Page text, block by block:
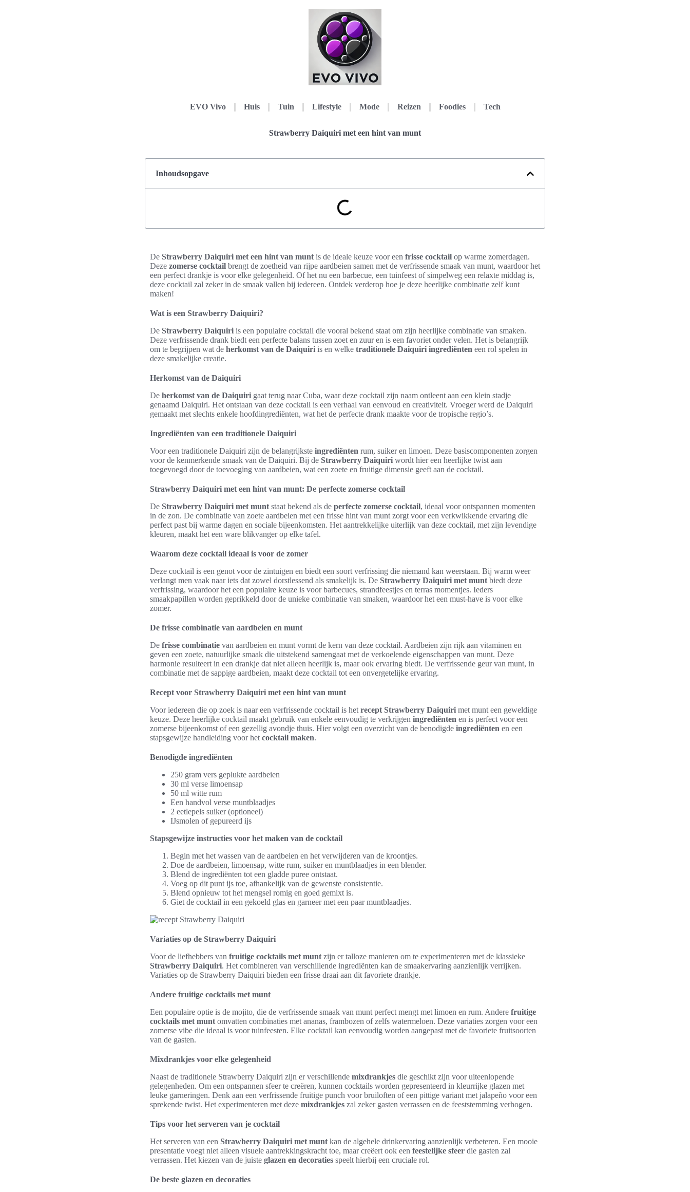
EVO Vivo Huis Tuin Lifestyle Mode Reizen Foodies Tech
Strawberry Daiquiri met een hint van munt
Inhoudsopgave
De Strawberry Daiquiri met een hint van muntis de ideale keuze voor een frisse cocktail op warme zomerdagen.
Deze zomerse cocktail brengt de zoetheid van rijpe aardbeien samen met de verfrissende smaak van munt, waardoor het
een perfect drankje is voor elke gelegenheid. Of het nu een barbecue, een tuinfeest of simpelweg een relaxte middag is,
deze cocktail zal zeker in de smaak vallen bij iedereen. Ontdek verderop hoe je deze heerlijke combinatie zelf kunt
maken!
Wat is een Strawberry Daiquiri?
De Strawberry Daiquiri is een populaire cocktail die vooral bekend staat om zijn heerlijke combinatie van smaken.
Deze verfrissende drank biedt een perfecte balans tussen zoet en zuur en is een favoriet onder velen. Het is belangrijk
om te begrijpen wat de herkomst van de Daiquiri is en welke traditionele Daiquiri ingrediënten een rol spelen in
deze smakelijke creatie.
Herkomst van de Daiquiri
De herkomst van de Daiquiri gaat terug naar Cuba, waar deze cocktail zijn naam ontleent aan een klein stadje
genaamd Daiquiri. Het ontstaan van deze cocktail is een verhaal van eenvoud en creativiteit. Vroeger werd de Daiquiri
gemaakt met slechts enkele hoofdingrediënten, wat het de perfecte drank maakte voor de tropische regio’s.
Ingrediënten van een traditionele Daiquiri
Voor een traditionele Daiquiri zijn de belangrijkste ingrediënten rum, suiker en limoen. Deze basiscomponenten zorgen
voor de kenmerkende smaak van de Daiquiri. Bij de Strawberry Daiquiri wordt hier een heerlijke twist aan
toegevoegd door de toevoeging van aardbeien, wat een zoete en fruitige dimensie geeft aan de cocktail.
Strawberry Daiquiri met een hint van munt: De perfecte zomerse cocktail
De Strawberry Daiquiri met muntstaat bekend als de perfecte zomerse cocktail, ideaal voor ontspannen momenten
in de zon. De combinatie van zoete aardbeien met een frisse hint van munt zorgt voor een verkwikkende ervaring die
perfect past bij warme dagen en sociale bijeenkomsten. Het aantrekkelijke uiterlijk van deze cocktail, met zijn levendige
kleuren, maakt het een ware blikvanger op elke tafel.
Waarom deze cocktail ideaal is voor de zomer
Deze cocktail is een genot voor de zintuigen en biedt een soort verfrissing die niemand kan weerstaan. Bij warm weer
verlangt men vaak naar iets dat zowel dorstlessend als smakelijk is. De Strawberry Daiquiri met muntbiedt deze
verfrissing, waardoor het een populaire keuze is voor barbecues, strandfeestjes en terras momentjes. Ieders
smaakpapillen worden geprikkeld door de unieke combinatie van smaken, waardoor het een must-have is voor elke
zomer.
De frisse combinatie van aardbeien en munt
De frisse combinatie van aardbeien en munt vormt de kern van deze cocktail. Aardbeien zijn rijk aan vitaminen en
geven een zoete, natuurlijke smaak die uitstekend samengaat met de verkoelende eigenschappen van munt. Deze
harmonie resulteert in een drankje dat niet alleen heerlijk is, maar ook ervaring biedt. De verfrissende geur van munt, in
combinatie met de sappige aardbeien, maakt deze cocktail tot een onvergetelijke ervaring.
Recept voor Strawberry Daiquiri met een hint van munt
Voor iedereen die op zoek is naar een verfrissende cocktail is hetrecept Strawberry Daiquiri met munt een geweldige
keuze. Deze heerlijke cocktail maakt gebruik van enkele eenvoudig te verkrijgen ingrediënten en is perfect voor een
zomerse bijeenkomst of een gezellig avondje thuis. Hier volgt een overzicht van de benodigde ingrediënten en een
stapsgewijze handleiding voor hetcocktail maken.
Benodigde ingrediënten
250 gram vers geplukte aardbeien
30 ml verse limoensap
50 ml witte rum
Een handvol verse muntblaadjes
2 eetlepels suiker (optioneel)
IJsmolen of gepureerd ijs
Stapsgewijze instructies voor het maken van de cocktail
Begin met het wassen van de aardbeien en het verwijderen van de kroontjes.
Doe de aardbeien, limoensap, witte rum, suiker en muntblaadjes in een blender.
Blend de ingrediënten tot een gladde puree ontstaat.
Voeg op dit punt ijs toe, afhankelijk van de gewenste consistentie.
Blend opnieuw tot het mengsel romig en goed gemixt is.
Giet de cocktail in een gekoeld glas en garneer met een paar muntblaadjes.
Variaties op de Strawberry Daiquiri
Voor de liefhebbers van fruitige cocktails met muntzijn er talloze manieren om te experimenteren met de klassieke
Strawberry Daiquiri. Het combineren van verschillende ingrediënten kan de smaakervaring aanzienlijk verrijken.
Variaties op de Strawberry Daiquiri bieden een frisse draai aan dit favoriete drankje.
Andere fruitige cocktails met munt
Een populaire optie is de mojito, die de verfrissende smaak van munt perfect mengt met limoen en rum. Andere fruitige
cocktails met muntomvatten combinaties met ananas, frambozen of zelfs watermeloen. Deze variaties zorgen voor een
zomerse vibe die ideaal is voor tuinfeesten. Elke cocktail kan eenvoudig worden aangepast met de favoriete fruitsoorten
van de gasten.
Mixdrankjes voor elke gelegenheid
Naast de traditionele Strawberry Daiquiri zijn er verschillende mixdrankjes die geschikt zijn voor uiteenlopende
gelegenheden. Om een ontspannen sfeer te creëren, kunnen cocktails worden gepresenteerd in kleurrijke glazen met
leuke garneringen. Denk aan een verfrissende fruitige punch voor bruiloften of een pittige variant met jalapeño voor een
sprekende twist. Het experimenteren met deze mixdrankjes zal zeker gasten verrassen en de feeststemming verhogen.
Tips voor het serveren van je cocktail
Het serveren van een Strawberry Daiquiri met muntkan de algehele drinkervaring aanzienlijk verbeteren. Een mooie
presentatie voegt niet alleen visuele aantrekkingskracht toe, maar creëert ook een feestelijke sfeer die gasten zal
verrassen. Het kiezen van de juiste glazen en decoraties speelt hierbij een cruciale rol.
De beste glazen en decoraties